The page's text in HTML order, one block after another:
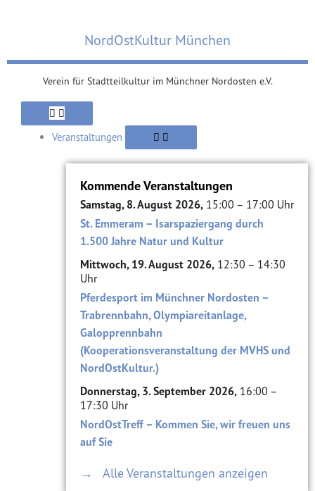
NordOstKultur München
Verein für Stadtteilkultur im Münchner Nordosten e.V.
Veranstaltungen
Kommende Veranstaltungen
Samstag, 8. August 2026,15:00 – 17:00 Uhr
St. Emmeram – Isarspaziergang durch
1.500 Jahre Natur und Kultur
Mittwoch, 19. August 2026,12:30 – 14:30
Uhr
Pferdesport im Münchner Nordosten –
Trabrennbahn, Olympiareitanlage,
Galopprennbahn
(Kooperationsveranstaltung der MVHS und
NordOstKultur.)
Donnerstag, 3. September 2026,16:00 –
17:30 Uhr
NordOstTreff – Kommen Sie, wir freuen uns
auf Sie
→ Alle Veranstaltungen anzeigen